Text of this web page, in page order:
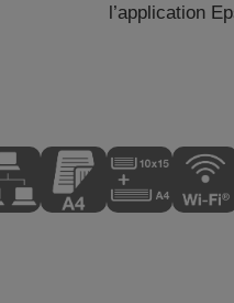
l’application